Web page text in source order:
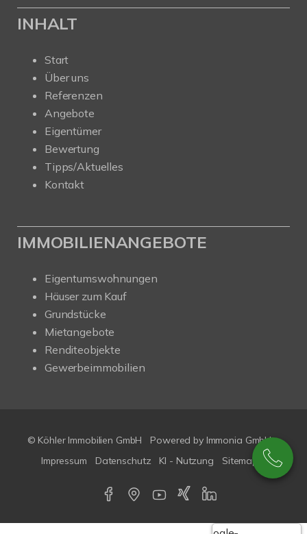
INHALT
Start
Über uns
Referenzen
Angebote
Eigentümer
Bewertung
Tipps/Aktuelles
Kontakt
IMMOBILIENANGEBOTE
Eigentumswohnungen
Häuser zum Kauf
Grundstücke
Mietangebote
Renditeobjekte
Gewerbeimmobilien
© Köhler Immobilien GmbH Powered by Immonia GmbH
Impressum
Datenschutz KI - Nutzung Sitemap